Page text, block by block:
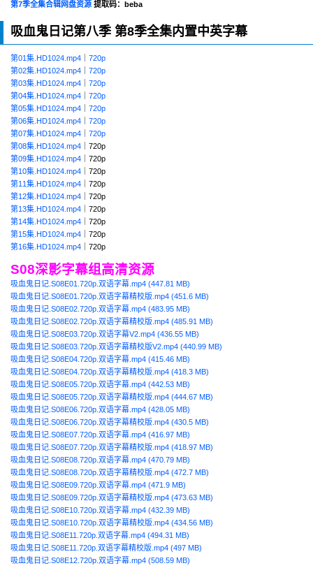
第7季全集合辑网盘资源 提取码：beba
吸血鬼日记第八季 第8季全集内置中英字幕
第01集.HD1024.mp4
720p
第02集.HD1024.mp4
720p
第03集.HD1024.mp4
720p
第04集.HD1024.mp4
720p
第05集.HD1024.mp4
720p
第06集.HD1024.mp4
720p
第07集.HD1024.mp4
720p
第08集.HD1024.mp4 ｜720p
第09集.HD1024.mp4 ｜720p
第10集.HD1024.mp4 ｜720p
第11集.HD1024.mp4 ｜720p
第12集.HD1024.mp4 ｜720p
第13集.HD1024.mp4 ｜720p
第14集.HD1024.mp4 ｜720p
第15集.HD1024.mp4 ｜720p
第16集.HD1024.mp4 ｜720p
S08深影字幕组高清资源
吸血鬼日记.S08E01.720p.双语字幕.mp4 (447.81 MB)
吸血鬼日记.S08E01.720p.双语字幕精校版.mp4 (451.6 MB)
吸血鬼日记.S08E02.720p.双语字幕.mp4 (483.95 MB)
吸血鬼日记.S08E02.720p.双语字幕精校版.mp4 (485.91 MB)
吸血鬼日记.S08E03.720p.双语字幕V2.mp4 (436.55 MB)
吸血鬼日记.S08E03.720p.双语字幕精校版V2.mp4 (440.99 MB)
吸血鬼日记.S08E04.720p.双语字幕.mp4 (415.46 MB)
吸血鬼日记.S08E04.720p.双语字幕精校版.mp4 (418.3 MB)
吸血鬼日记.S08E05.720p.双语字幕.mp4 (442.53 MB)
吸血鬼日记.S08E05.720p.双语字幕精校版.mp4 (444.67 MB)
吸血鬼日记.S08E06.720p.双语字幕.mp4 (428.05 MB)
吸血鬼日记.S08E06.720p.双语字幕精校版.mp4 (430.5 MB)
吸血鬼日记.S08E07.720p.双语字幕.mp4 (416.97 MB)
吸血鬼日记.S08E07.720p.双语字幕精校版.mp4 (418.97 MB)
吸血鬼日记.S08E08.720p.双语字幕.mp4 (470.79 MB)
吸血鬼日记.S08E08.720p.双语字幕精校版.mp4 (472.7 MB)
吸血鬼日记.S08E09.720p.双语字幕.mp4 (471.9 MB)
吸血鬼日记.S08E09.720p.双语字幕精校版.mp4 (473.63 MB)
吸血鬼日记.S08E10.720p.双语字幕.mp4 (432.39 MB)
吸血鬼日记.S08E10.720p.双语字幕精校版.mp4 (434.56 MB)
吸血鬼日记.S08E11.720p.双语字幕.mp4 (494.31 MB)
吸血鬼日记.S08E11.720p.双语字幕精校版.mp4 (497 MB)
吸血鬼日记.S08E12.720p.双语字幕.mp4 (508.59 MB)